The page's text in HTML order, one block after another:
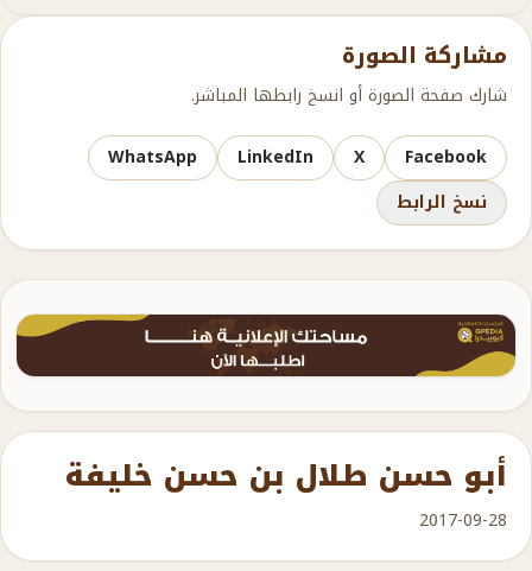
مشاركة الصورة
شارك صفحة الصورة أو انسخ رابطها المباشر.
Facebook
X
LinkedIn
WhatsApp
نسخ الرابط
أبو حسن طلال بن حسن خليفة
2017-09-28